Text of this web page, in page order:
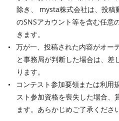
除き、 mysta株式会社は、投
のSNSアカウント等を含む任意
きます。
万が一、投稿された内容がオー
と事務局が判断した場合は、差
ります。
コンテスト参加要領または利用
スト参加資格を喪失した場合、
ます。あらかじめご了承ください